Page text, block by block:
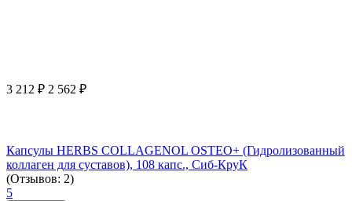
3 212 ₽ 2 562 ₽
Капсулы HERBS COLLAGENOL OSTEO+ (Гидролизованный
коллаген для суставов), 108 капс., Сиб-КруК
(Отзывов: 2)
5